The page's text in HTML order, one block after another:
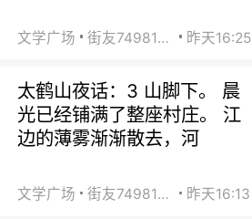
文学广场 街友74981146 昨天16:25
太鹤山夜话：3 山脚下。 晨
光已经铺满了整座村庄。 江
边的薄雾渐渐散去，河
文学广场 街友74981146 昨天16:13